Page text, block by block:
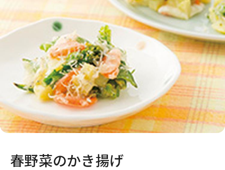
春野菜のかき揚げ